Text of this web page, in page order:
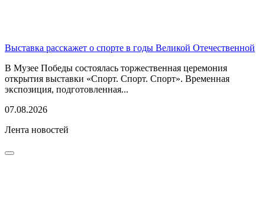
Выставка расскажет о спорте в годы Великой Отечественной
В Музее Победы состоялась торжественная церемония
открытия выставки «Спорт. Спорт. Спорт». Временная
экспозиция, подготовленная...
07.08.2026
Лента новостей